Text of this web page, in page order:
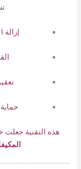
هذه التقنية